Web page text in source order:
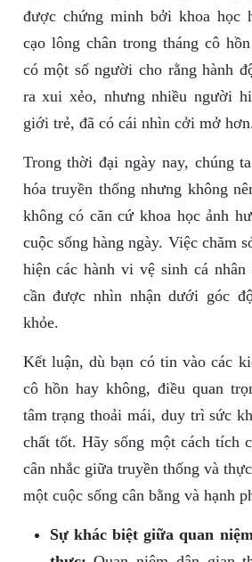
được chứng minh bởi khoa học
cạo lông chân trong tháng cô
có một số người cho rằng hành
ra xui xẻo, nhưng nhiều người
giới trẻ, đã có cái nhìn cởi mở
Trong thời đại ngày nay, chúng
hóa truyền thống nhưng không
không có căn cứ khoa học ảnh
cuộc sống hàng ngày. Việc chăm
hiện các hành vi vệ sinh cá
cần được nhìn nhận dưới góc
khỏe.
Kết luận, dù bạn có tin vào các
cô hồn hay không, điều quan
tâm trạng thoải mái, duy trì sức
chất tốt. Hãy sống một cách tích
cân nhắc giữa truyền thống và
một cuộc sống cân bằng và hạnh
Sự khác biệt giữa quan